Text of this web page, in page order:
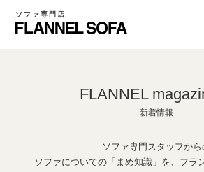
ソファ専門店
FLANNEL
新着情報
ソファ専門スタッフから
ソファについての「まめ知識」を、フラ